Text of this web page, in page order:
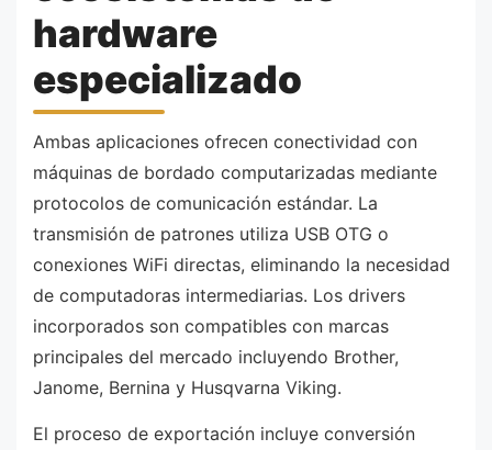
hardware
especializado
Ambas aplicaciones ofrecen conectividad con
máquinas de bordado computarizadas mediante
protocolos de comunicación estándar. La
transmisión de patrones utiliza USB OTG o
conexiones WiFi directas, eliminando la necesidad
de computadoras intermediarias. Los drivers
incorporados son compatibles con marcas
principales del mercado incluyendo Brother,
Janome, Bernina y Husqvarna Viking.
El proceso de exportación incluye conversión